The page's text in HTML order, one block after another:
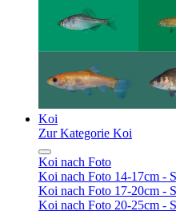
Koi
Zur Kategorie Koi
Koi nach Foto
Koi nach Foto 14-17cm -
Koi nach Foto 17-20cm -
Koi nach Foto 20-25cm -